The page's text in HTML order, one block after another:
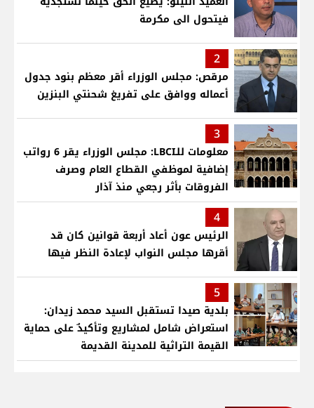
فيتحول الى مكرمة
2
مرقص: مجلس الوزراء أقر معظم بنود جدول
أعماله ووافق على تفريغ شحنتي البنزين
3
معلومات للـLBCI: مجلس الوزراء يقر 6 رواتب
إضافية لموظفي القطاع العام وصرف
الفروقات بأثر رجعي منذ آذار
4
الرئيس عون أعاد أربعة قوانين كان قد
أقرها مجلس النواب لإعادة النظر فيها
5
بلدية صيدا تستقبل السيد محمد زيدان:
استعراض شامل لمشاريع وتأكيدٌ على حماية
القيمة التراثية للمدينة القديمة